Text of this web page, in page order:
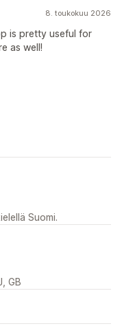
8. toukokuu 2026
is pretty useful for
as well!
Suomi.
GB